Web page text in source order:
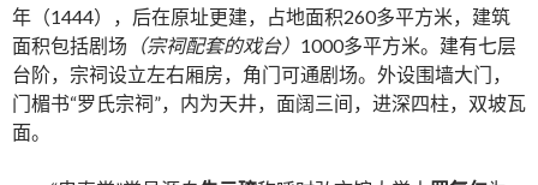
年（1444），后在原址更建，占地面积260多平方米，建筑
面积包括剧场 （宗祠配套的戏台） 1000多平方米。建有七层
台阶，宗祠设立左右厢房，角门可通剧场。外设围墙大门，
门楣书“罗氏宗祠”，内为天井，面阔三间，进深四柱，双坡瓦
面。